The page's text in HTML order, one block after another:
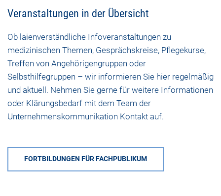
Veranstaltungen in der Übersicht
Ob laienverständliche Infoveranstaltungen zu
medizinischen Themen, Gesprächskreise, Pflegekurse,
Treffen von Angehörigengruppen oder
Selbsthilfegruppen – wir informieren Sie hier regelmäßig
und aktuell. Nehmen Sie gerne für weitere Informationen
oder Klärungsbedarf mit dem Team der
Unternehmenskommunikation Kontakt auf.
FORTBILDUNGEN FÜR FACHPUBLIKUM